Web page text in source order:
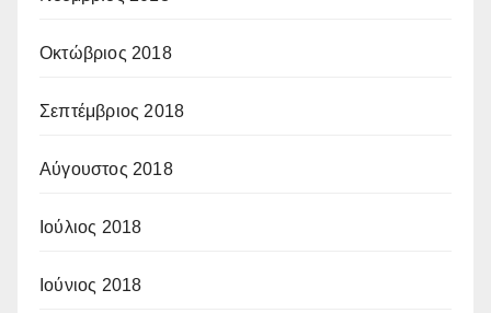
Οκτώβριος 2018
Σεπτέμβριος 2018
Αύγουστος 2018
Ιούλιος 2018
Ιούνιος 2018